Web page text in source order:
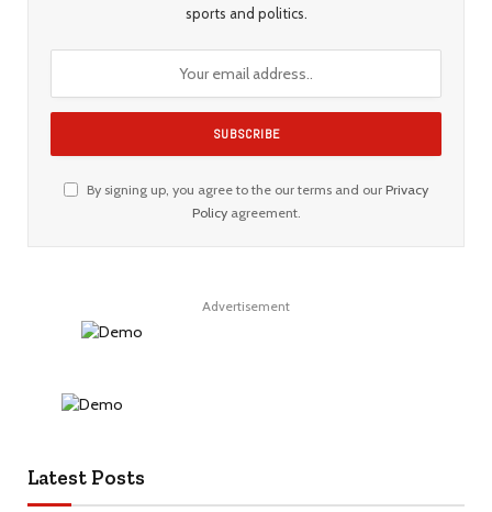
sports and politics.
By signing up, you agree to the our terms and our Privacy
Policyagreement.
Advertisement
Latest Posts